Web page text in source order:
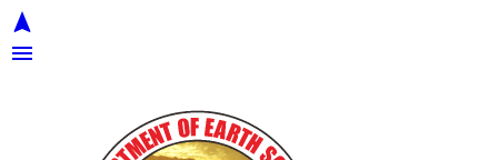
navigation
menu